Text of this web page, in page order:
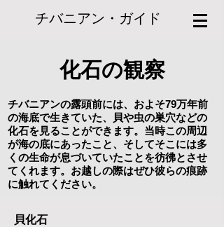
チバニアン・ガイド
化石の観察
チバニアンの露頭前には、およそ79万年前
の海底で生きていた、貝や虫の巣穴などの
化石を見ることができます。当時この周辺
が海の底にあったこと、そしてそこには多
くの生命が息づいていたことを彷彿とさせ
てくれます。お越しの際はぜひ彼らの痕跡
に触れてください。
貝化石